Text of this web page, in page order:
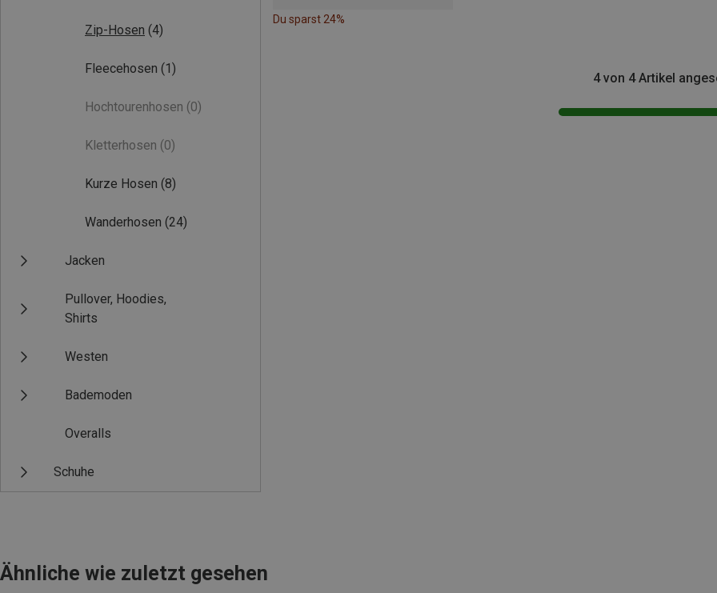
Zip-Hosen (4)
Fleecehosen (1)
Hochtourenhosen (0)
Kletterhosen (0)
Kurze Hosen (8)
Wanderhosen (24)
Jacken
Pullover, Hoodies,
Shirts
Westen
Bademoden
Overalls
Schuhe
Du sparst 24%
4 von 4 Artikel
Ähnliche wie zuletzt gesehen